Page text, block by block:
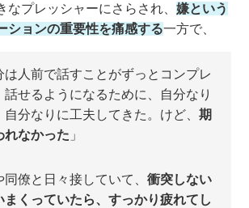
なプレッシャーにさらされ、嫌という
ションの重要性を痛感する一方で、
は人前で話すことがずっとコンプレ
話せるようになるために、自分なり
自分なりに工夫してきた。けど、期
れなかった 」
同僚と日々接していて、衝突しない
まくっていたら、すっかり疲れてし